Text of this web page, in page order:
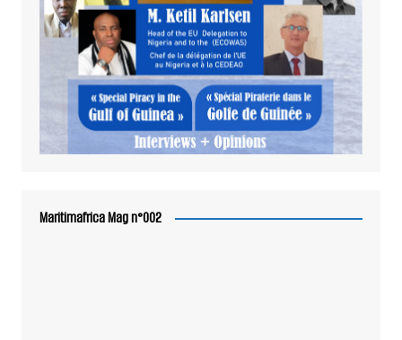
Maritimafrica Mag n°002